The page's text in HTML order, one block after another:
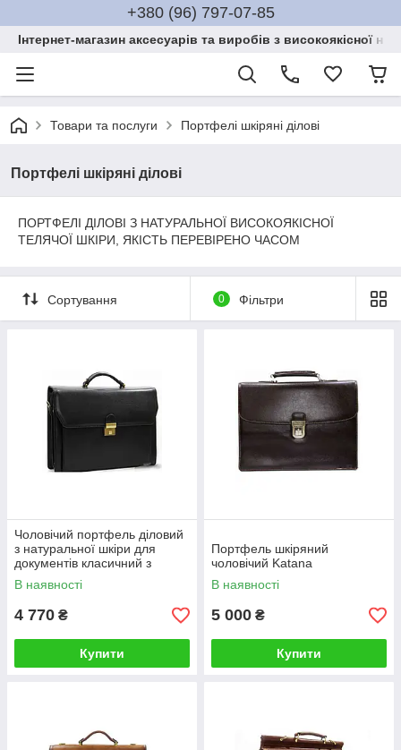
+380 (96) 797-07-85
Інтернет-магазин аксесуарів та виробів з високоякісної
Товари та послуги Портфелі шкіряні ділові
Портфелі шкіряні ділові
ПОРТФЕЛІ ДІЛОВІ З НАТУРАЛЬНОЇ ВИСОКОЯКІСНОЇ
ТЕЛЯЧОЇ ШКІРИ, ЯКІСТЬ ПЕРЕВІРЕНО ЧАСОМ
Сортування 0 Фільтри
Чоловічий портфель діловий
з натуральної шкіри для
документів класичний з
ременем на плече Катана
В наявності
4 770 ₴
Купити
Портфель шкіряний
чоловічий Katana
В наявності
5 000 ₴
Купити